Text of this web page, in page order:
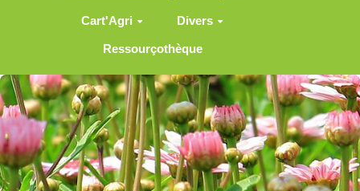
Cart'Agri Divers
Ressourçothèque